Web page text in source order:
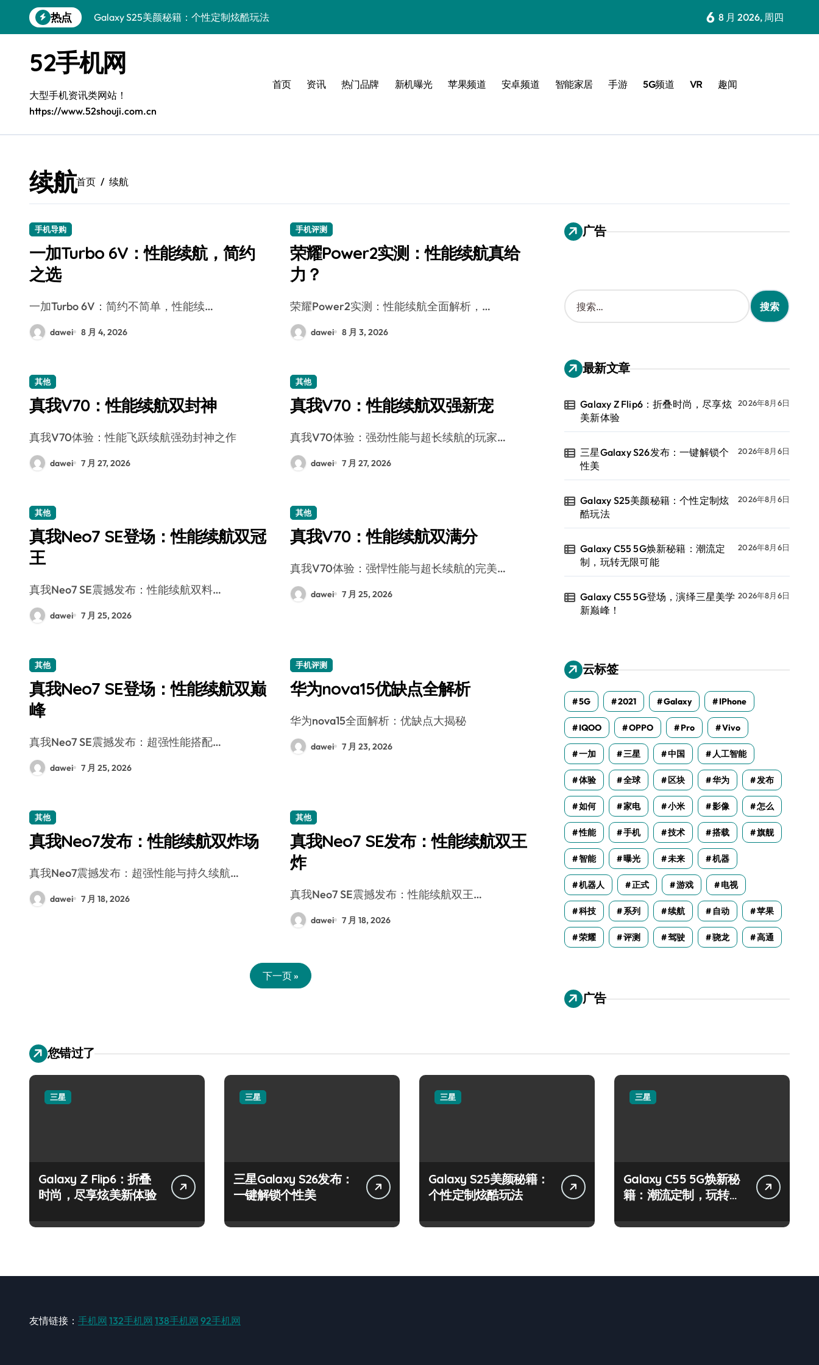
到
热点
Galaxy S25美颜秘籍：个性定制炫酷玩法
Galaxy C55 5G登场，演绎三星美学新巅峰！
Galaxy S25+闪亮登场，这样打扮秒变焦点！
Galaxy Z Fold6折叠屏美化的高阶技巧
Galaxy Z Fold6：折叠新风尚，美学新篇章
Galaxy C55 5G登场，个性定制酷炫来袭
6 8 月 2026, 周四
52手机网
大型手机资讯类网站！
https://www.52shouji.com.cn
首页 资讯 热门品牌 新机曝光 苹果频道 安卓频道 智能家居 手游 5G频道 VR 趣闻
续航首页 续航
手机导购
一加Turbo 6V：性能续航，简约
之选
一加Turbo 6V：简约不简单，性能续…
dawei 8 月 4, 2026
手机评测
荣耀Power2实测：性能续航真给
力？
荣耀Power2实测：性能续航全面解析，…
dawei 8 月 3, 2026
其他
真我V70：性能续航双封神
真我V70体验：性能飞跃续航强劲封神之作
dawei 7 月 27, 2026
其他
真我V70：性能续航双强新宠
真我V70体验：强劲性能与超长续航的玩家…
dawei 7 月 27, 2026
其他
真我Neo7 SE登场：性能续航双冠
王
真我Neo7 SE震撼发布：性能续航双料…
dawei 7 月 25, 2026
其他
真我V70：性能续航双满分
真我V70体验：强悍性能与超长续航的完美…
dawei 7 月 25, 2026
其他
真我Neo7 SE登场：性能续航双巅
峰
真我Neo7 SE震撼发布：超强性能搭配…
dawei 7 月 25, 2026
手机评测
华为nova15优缺点全解析
华为nova15全面解析：优缺点大揭秘
dawei 7 月 23, 2026
其他
真我Neo7发布：性能续航双炸场
真我Neo7震撼发布：超强性能与持久续航…
dawei 7 月 18, 2026
其他
真我Neo7 SE发布：性能续航双王
炸
真我Neo7 SE震撼发布：性能续航双王…
dawei 7 月 18, 2026
下一页 »
广告
搜
索
：
最新文章
Galaxy Z Flip6：折叠时尚，尽享炫
美新体验
2026年8月6日
三星Galaxy S26发布：一键解锁个
性美
2026年8月6日
Galaxy S25美颜秘籍：个性定制炫
酷玩法
2026年8月6日
Galaxy C55 5G焕新秘籍：潮流定
制，玩转无限可能
2026年8月6日
Galaxy C55 5G登场，演绎三星美学
新巅峰！
2026年8月6日
云标签
5G 2021 Galaxy IPhone
IQOO OPPO Pro Vivo
一加 三星 中国 人工智能
体验 全球 区块 华为 发布
如何 家电 小米 影像 怎么
性能 手机 技术 搭载 旗舰
智能 曝光 未来 机器
机器人 正式 游戏 电视
科技 系列 续航 自动 苹果
荣耀 评测 驾驶 骁龙 高通
广告
您错过了
三星
Galaxy Z Flip6：折叠
时尚，尽享炫美新体验
三星
三星Galaxy S26发布：
一键解锁个性美
三星
Galaxy S25美颜秘籍：
个性定制炫酷玩法
三星
Galaxy C55 5G焕新秘
籍：潮流定制，玩转无
友情链接： 手机网 132手机网 138手机网 92手机网